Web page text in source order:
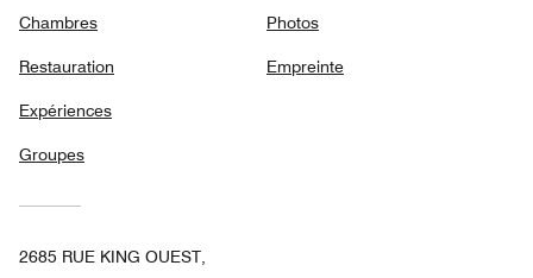
Chambres
Restauration
Expériences
Groupes
Photos
Empreinte
2685 RUE KING OUEST,